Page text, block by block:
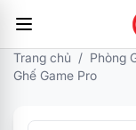
Trang chủ / Phòng
Ghế Game Pro